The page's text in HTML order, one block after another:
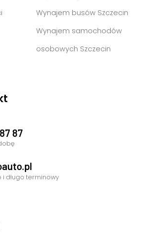
Wynajem busów Szczecin
Wynajem samochodów
osobowych Szczecin
87
i długo terminowy